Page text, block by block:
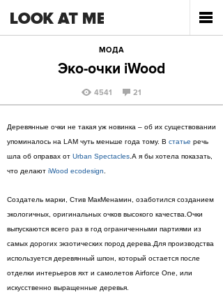
МОДА
Эко-очки iWood
4541 21
Деревянные очки не такая уж новинка – об их существовании
упоминалось на LAM чуть меньше года томy. В статье речь
шла об оправах от Urban Spectacles .А я бы хотела показать,
что делают iWood ecodesign
Cоздатель марки, Стив МакМенамин, озаботился созданием
экологичных, оригинальных очков высокого качества.Очки
выпускаются всего раз в год ограниченными партиями из
самых дорогих экзотических пород дерева.Для производства
используется деревянный шпон, который остается после
отделки интерьеров яхт и самолетов Airforce One, или
искусственно выращенные деревья.